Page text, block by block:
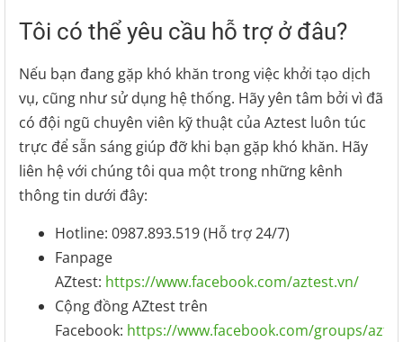
Tôi có thể yêu cầu hỗ trợ ở đâu?
Nếu bạn đang gặp khó khăn trong việc khởi tạo dịch
vụ, cũng như sử dụng hệ thống. Hãy yên tâm bởi vì đã
có đội ngũ chuyên viên kỹ thuật của Aztest luôn túc
trực để sẵn sáng giúp đỡ khi bạn gặp khó khăn. Hãy
liên hệ với chúng tôi qua một trong những kênh
thông tin dưới đây:
Hotline: 0987.893.519 (Hỗ trợ 24/7)
Fanpage
AZtest: https://www.facebook.com/aztest.vn/
Cộng đồng AZtest trên
Facebook: https://www.facebook.com/groups/